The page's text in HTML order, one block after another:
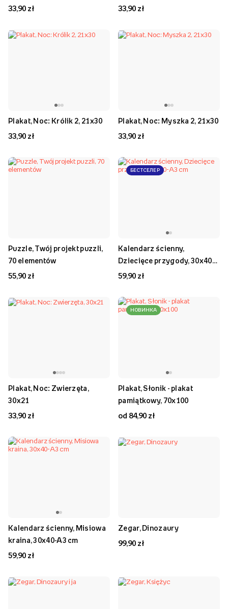
33,90 zł 33,90 zł
Plakat, Noc: Królik 2, 21x30
33,90 zł
Plakat, Noc: Myszka 2, 21x30
33,90 zł
Puzzle, Twój projekt puzzli,
70 elementów
55,90 zł
БЕСТСЕЛЕР
Kalendarz ścienny,
Dziecięce przygody, 30x40-
A3 cm
59,90 zł
Plakat, Noc: Zwierzęta,
30x21
33,90 zł
НОВИНКА
Plakat, Słonik - plakat
pamiątkowy, 70x100
od 84,90 zł
Kalendarz ścienny, Misiowa
kraina, 30x40-A3 cm
59,90 zł
Zegar, Dinozaury
99,90 zł